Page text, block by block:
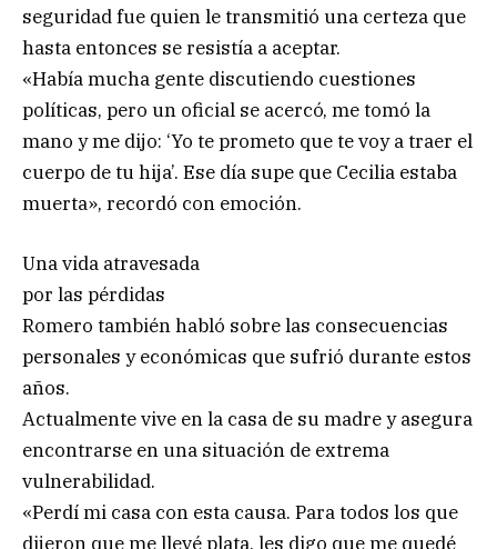
seguridad fue quien le transmitió una certeza que
hasta entonces se resistía a aceptar.
«Había mucha gente discutiendo cuestiones
políticas, pero un oficial se acercó, me tomó la
mano y me dijo: ‘Yo te prometo que te voy a traer el
cuerpo de tu hija’. Ese día supe que Cecilia estaba
muerta», recordó con emoción.
Una vida atravesada
por las pérdidas
Romero también habló sobre las consecuencias
personales y económicas que sufrió durante estos
años.
Actualmente vive en la casa de su madre y asegura
encontrarse en una situación de extrema
vulnerabilidad.
«Perdí mi casa con esta causa. Para todos los que
dijeron que me llevé plata, les digo que me quedé